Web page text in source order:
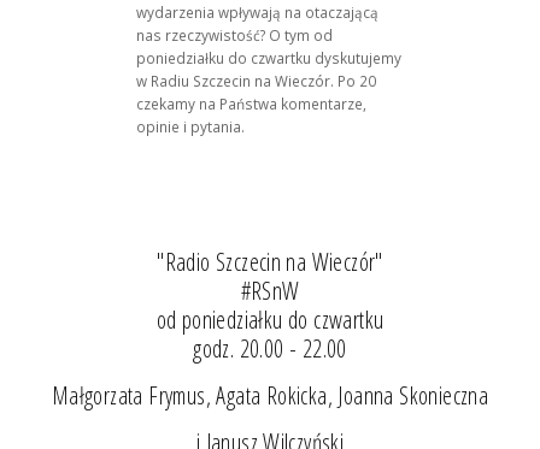
wydarzenia wpływają na otaczającą
nas rzeczywistość? O tym od
poniedziałku do czwartku dyskutujemy
w Radiu Szczecin na Wieczór. Po 20
czekamy na Państwa komentarze,
opinie i pytania.
"Radio Szczecin na Wieczór"
#RSnW
od poniedziałku do czwartku
godz. 20.00 - 22.00
Małgorzata Frymus, Agata Rokicka, Joanna Skonieczna